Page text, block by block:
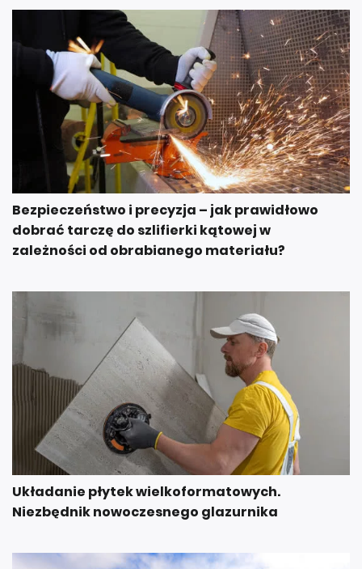
Bezpieczeństwo i precyzja – jak prawidłowo
dobrać tarczę do szlifierki kątowej w
zależności od obrabianego materiału?
Układanie płytek wielkoformatowych.
Niezbędnik nowoczesnego glazurnika